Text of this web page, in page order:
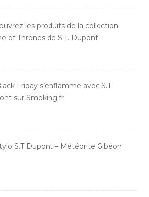
les produits de la collection
of Thrones de S.T. Dupont
Friday s’enflamme avec S.T.
sur Smoking.fr
S.T Dupont – Météorite Gibéon